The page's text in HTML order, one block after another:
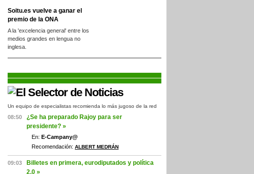
Soitu.es vuelve a ganar el
premio de la ONA
A la 'excelencia general' entre los
medios grandes en lengua no
inglesa.
Un equipo de especialistas recomienda lo más jugoso de la red
08:50
¿Se ha preparado Rajoy para ser
presidente? »
En: E-Campany@
Recomendación: ALBERT MEDRÁN
09:03
Billetes en primera, eurodiputados y política
2.0 »